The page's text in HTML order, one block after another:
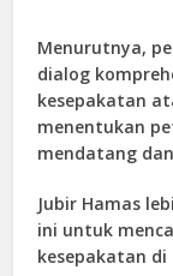
Menurutnya,
dialog
kesepakatan
menentukan
mendatang
Jubir Hamas
ini untuk
kesepakatan